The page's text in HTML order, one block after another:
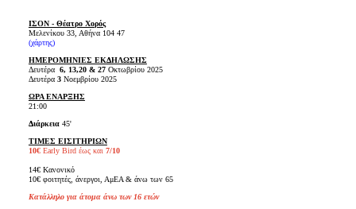
ΙΣΟΝ - Θέατρο Χορός
Μελενίκου 33, Αθήνα 104 47
(χάρτης)
ΗΜΕΡΟΜΗΝΙΕΣ ΕΚΔΗΛΩΣΗΣ
Δευτέρα 6, 13,20 & 27 Οκτωβρίου 2025
Δευτέρα 3Νοεμβρίου 2025
ΩΡΑ ΕΝΑΡΞΗΣ
21:00
Διάρκεια45'
ΤΙΜΕΣ ΕΙΣΙΤΗΡΙΩΝ
10€ Early Bird έως και 7/10
14€ Κανονικό
10€ φοιτητές, άνεργοι, ΑμΕΑ & άνω των 65
Κατάλληλο για άτομα άνω των 16 ετών